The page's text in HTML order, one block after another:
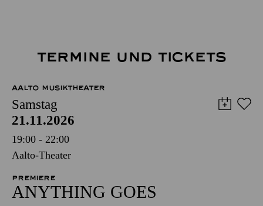
TERMINE UND TICKETS
AALTO MUSIKTHEATER
Samstag
21.11.2026
19:00 - 22:00
Aalto-Theater
PREMIERE
ANYTHING GOES